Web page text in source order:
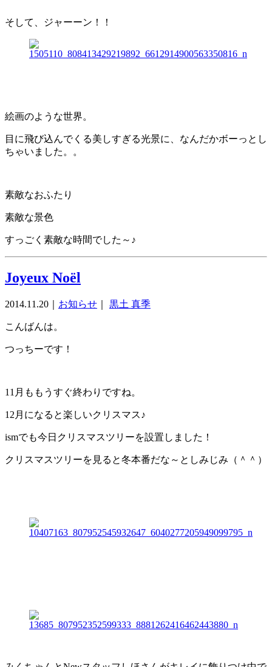
そして、ジャーーン！！
絵画のような世界。
目に飛び込んでくる美しすぎる光景に、なんだかボーっとし
ちゃいました。。
素敵なおふたり
素敵な景色
すっごく素敵な時間でした～♪
Joyeux Noël
2014.11.20 お知らせ 黒土 真季
こんばんは。
つっちーです！
11月ももうすぐ終わりですね。
12月になると楽しいクリスマス♪
ismでも今日クリスマスツリーを設置しました！
クリスマスツリーを見ると冬本番だな～としみじみ（＾＾）